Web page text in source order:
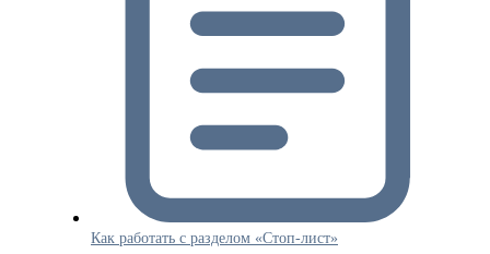
Как работать с разделом «Стоп-лист»